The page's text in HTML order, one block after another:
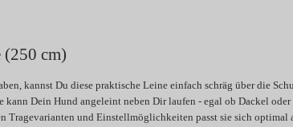
(250 cm)
kannst Du diese praktische Leine einfach schräg über die
kann Dein Hund angeleint neben Dir laufen - egal ob Dackel oder
Tragevarianten und Einstellmöglichkeiten passt sie sich optimal